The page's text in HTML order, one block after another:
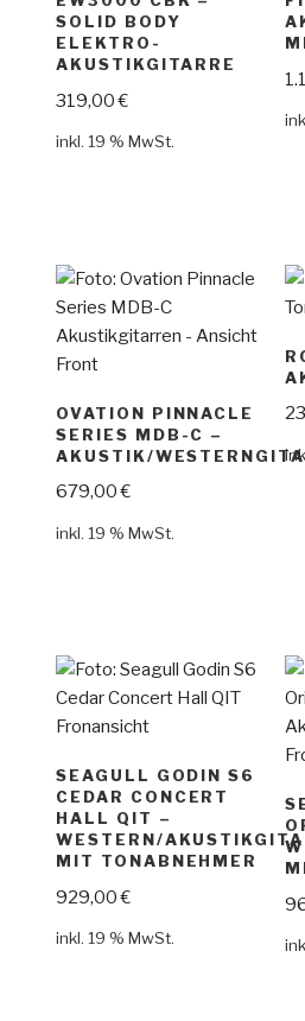
SOLID BODY
ELEKTRO-
AKUSTIKGITARRE
319,00€
inkl. 19 % MwSt.
OVATION PINNACLE
SERIES MDB-C –
AKUSTIK/
679,00€
inkl. 19 % MwSt.
SEAGULL GODIN S6
CEDAR CONCERT
HALL QIT –
WESTERN/
MIT TONABNEHMER
929,00€
inkl. 19 % MwSt.